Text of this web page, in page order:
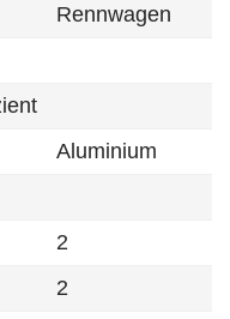
Rennwagen
Aluminium
2
2